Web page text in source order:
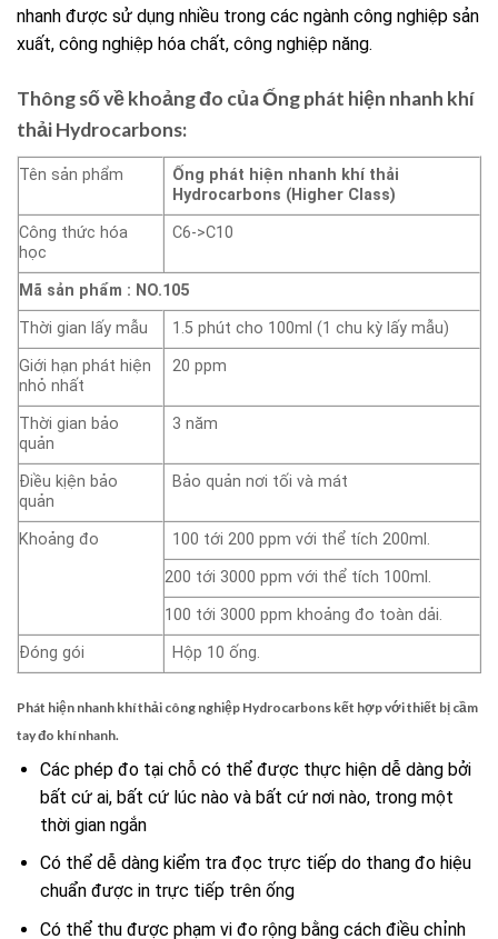
nhanh được sử dụng nhiều trong các ngành công nghiệp sản
xuất, công nghiệp hóa chất, công nghiệp năng.
Thông số về khoảng đo của Ống phát hiện nhanh khí
thải Hydrocarbons:
Tên sản phẩm
Ống phát hiện nhanh khí thải
Hydrocarbons (Higher Class)
Công thức hóa
học
C6->C10
Mã sản phẩm : NO.105
Thời gian lấy mẫu
1.5 phút cho 100ml (1 chu kỳ lấy mẫu)
Giới hạn phát hiện
nhỏ nhất
20 ppm
Thời gian bảo
quản
3 năm
Điều kịện bảo
quản
Bảo quản nơi tối và mát
Khoảng đo
100 tới 200 ppm với thể tích 200ml.
200 tới 3000 ppm với thể tích 100ml.
100 tới 3000 ppm khoảng đo toàn dải.
Đóng gói
Hộp 10 ống.
Phát hiện nhanh khí thải công nghiệp Hydrocarbons kết hợp với thiết bị cầm
tay đo khí nhanh.
Các phép đo tại chỗ có thể được thực hiện dễ dàng bởi
bất cứ ai, bất cứ lúc nào và bất cứ nơi nào, trong một
thời gian ngắn
Có thể dễ dàng kiểm tra đọc trực tiếp do thang đo hiệu
chuẩn được in trực tiếp trên ống
Có thể thu được phạm vi đo rộng bằng cách điều chỉnh